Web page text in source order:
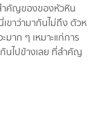
ำคัญของของหัวหิน
ขาว่ามากันไม่ถึง ตัวห
าก ๆ เหมาะแก่การ
นไปข้างเลย ที่สำคัญ